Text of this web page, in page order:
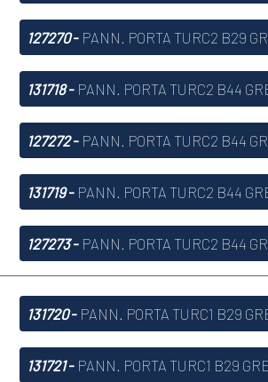
127270- PANN. PORTA TURC2 B29
131718- PANN. PORTA TURC2 B44
127272- PANN. PORTA TURC2 B44
131719- PANN. PORTA TURC2 B44
127273- PANN. PORTA TURC2 B44
131720- PANN. PORTA TURC1 B29
131721- PANN. PORTA TURC1 B29